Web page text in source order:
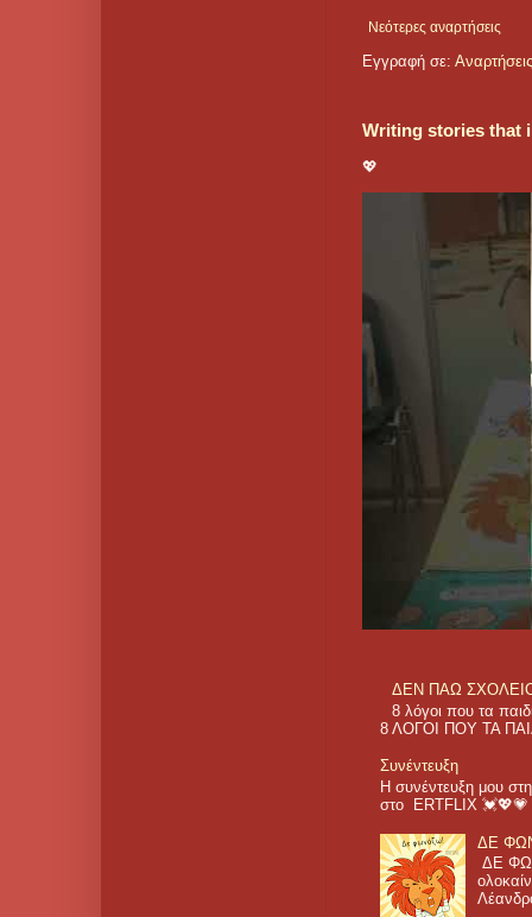
Νεότερες αναρτήσεις
Εγγραφή σε:
Writing stories that
💖
ΔΕΝ ΠΑΩ ΣΧΟΛΕΙΟ!
8 λόγοι που τα
8 ΛΟΓΟΙ ΠΟΥ ΤΑ
Συνέντευξη
Η συνέντευξη μου
στο ERTFLIX
ΔΕ
ΔΕ